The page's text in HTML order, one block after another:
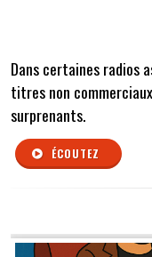
Dans certaines radios
titres non
surprenants.
ÉCOUTEZ